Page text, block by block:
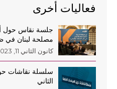
فعاليات أخرى
جلسة نقاس حول
مصلحة لبنان في
كانون الثاني 11, 2023
سلسلة نقاشات
الثاني